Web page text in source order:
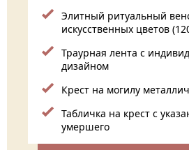
Элитный ритуальный
искусственных цветов
Траурная лента с
дизайном
Крест на могилу
Табличка на крест с
умершего